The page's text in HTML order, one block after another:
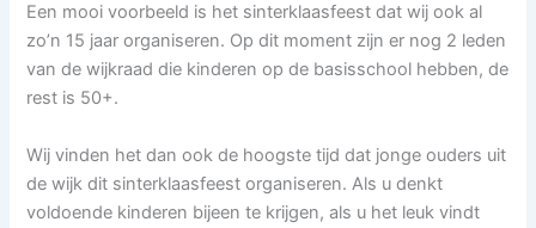
Een mooi voorbeeld is het sinterklaasfeest dat wij ook al
zo’n 15 jaar organiseren. Op dit moment zijn er nog 2 leden
van de wijkraad die kinderen op de basisschool hebben, de
rest is 50+.
Wij vinden het dan ook de hoogste tijd dat jonge ouders uit
de wijk dit sinterklaasfeest organiseren. Als u denkt
voldoende kinderen bijeen te krijgen, als u het leuk vindt